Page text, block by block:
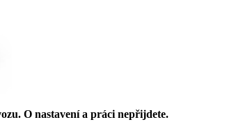
O nastavení a práci nepřijdete.